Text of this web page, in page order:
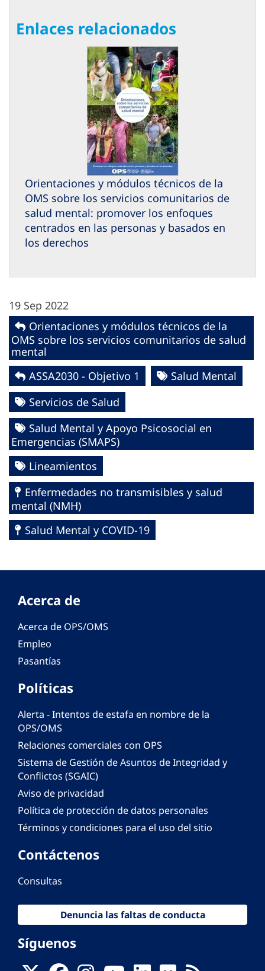
Enlaces relacionados
Orientaciones y módulos técnicos de la
OMS sobre los servicios comunitarios de
salud mental: promover los enfoques
centrados en las personas y basados en
los derechos
19 Sep 2022
Orientaciones y módulos técnicos de la
OMS sobre los servicios comunitarios de salud
mental
ASSA2030 - Objetivo 1
Salud Mental
Servicios de Salud
Salud Mental y Apoyo Psicosocial en
Emergencias (SMAPS)
Lineamientos
Enfermedades no transmisibles y salud
mental (NMH)
Salud Mental y COVID-19
Acerca de
Acerca de OPS/OMS
Empleo
Pasantías
Políticas
Alerta - Intentos de estafa en nombre de la
OPS/OMS
Relaciones comerciales con OPS
Sistema de Gestión de Asuntos de Integridad y
Conflictos (SGAIC)
Aviso de privacidad
Política de protección de datos personales
Términos y condiciones para el uso del sitio
Contáctenos
Consultas
Denuncia las faltas de conducta
Síguenos